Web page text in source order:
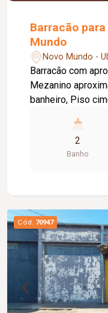
Barracão para locação no bairro Novo
Mundo
Novo Mundo -
Barracão com
Mezanino
banheiro, Piso
2
Banho
Cód. 70947